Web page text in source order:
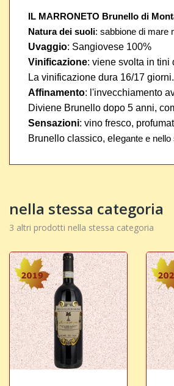
IL MARRONETO Brunello di
Natura dei suoli: sabbione di mare
Uvaggio: Sangiovese 100%
Vinificazione: viene svolta in tini
La vinificazione dura 16/17 giorni.
Affinamento: l'invecchiamento
Diviene Brunello dopo 5 anni,
Sensazioni: vino fresco,
Brunello classico, elegante e
nella stessa categoria
3 altri prodotti nella stessa categoria